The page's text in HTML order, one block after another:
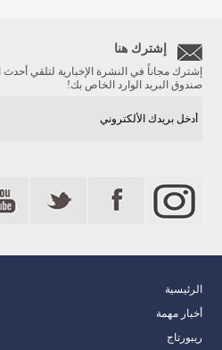
إشترك هنا
إشترك مجاناً في النشرة الإخبارية لتلقي
صندوق البريد الوارد الخاص بك!
الرئيسية
أخبار مهمة
ريبورتاج